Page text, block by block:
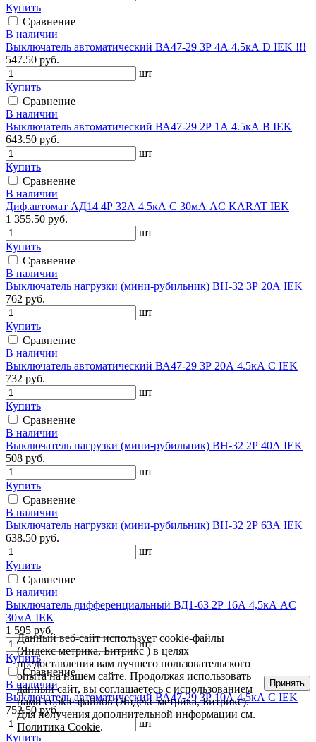
Купить
Сравнение
В наличии
Выключатель автоматический ВА47-29 3Р 4А 4.5кА D IEK !!!
547.50 руб.
шт
Купить
Сравнение
В наличии
Выключатель автоматический ВА47-29 2Р 1А 4.5кА B IEK
643.50 руб.
шт
Купить
Сравнение
В наличии
Диф.автомат АД14 4Р 32А 4.5кА C 30мА AC KARAT IEK
1 355.50 руб.
шт
Купить
Сравнение
В наличии
Выключатель нагрузки (мини-рубильник) ВН-32 3Р 20А IEK
762 руб.
шт
Купить
Сравнение
В наличии
Выключатель автоматический ВА47-29 3Р 20А 4.5кА С IEK
732 руб.
шт
Купить
Сравнение
В наличии
Выключатель нагрузки (мини-рубильник) ВН-32 2Р 40А IEK
508 руб.
шт
Купить
Сравнение
В наличии
Выключатель нагрузки (мини-рубильник) ВН-32 2Р 63А IEK
638.50 руб.
шт
Купить
Сравнение
В наличии
Выключатель дифференциальный ВД1-63 2Р 16А 4,5кА AC
30мА IEK
1 595 руб.
шт
Купить
Сравнение
В наличии
Выключатель автоматический ВА47-29 3Р 10А 4.5кА С IEK
752.50 руб.
шт
Купить
Данный веб-сайт использует cookie-файлы
(Яндекс метрика, Битрикс ) в целях
предоставления вам лучшего пользовательского
опыта на нашем сайте. Продолжая использовать
данный сайт, вы соглашаетесь с использованием
нами cookie-файлов (Яндекс метрика, Битрикс).
Для получения дополнительной информации см.
Политика Cookie.
Принять